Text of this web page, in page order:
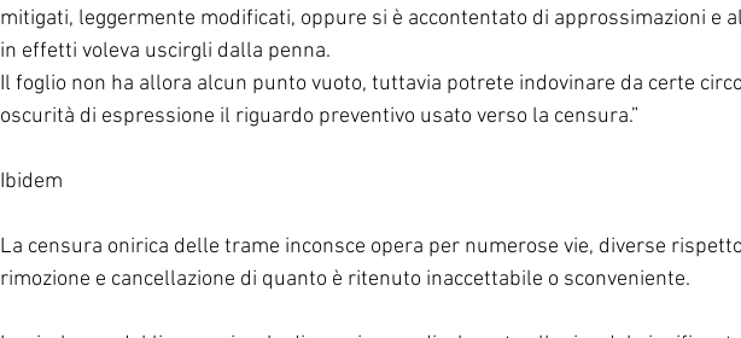
mitigati, leggermente modificati, oppure si è accontentato di approssimazioni e
in effetti voleva uscirgli dalla penna.
Il foglio non ha allora alcun punto vuoto, tuttavia potrete indovinare da certe
oscurità di espressione il riguardo preventivo usato verso la censura.”
Ibidem
La censura onirica delle trame inconsce opera per numerose vie, diverse
rimozione e cancellazione di quanto è ritenuto inaccettabile o sconveniente.